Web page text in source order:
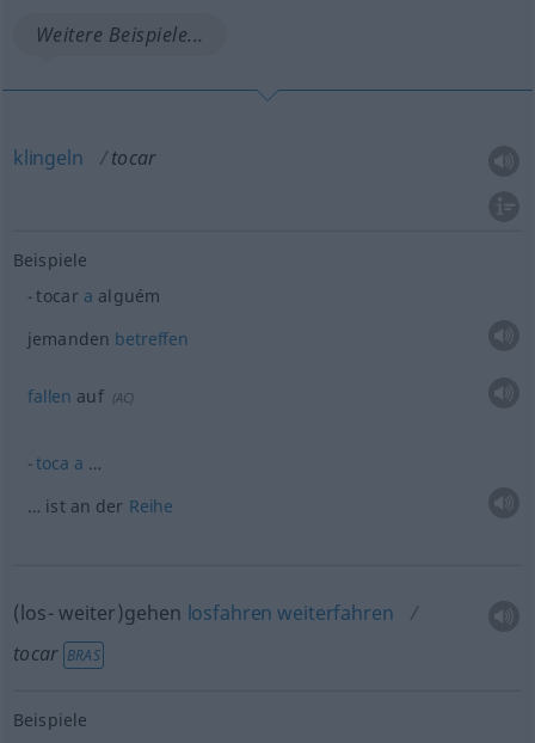
Weitere Beispiele...
klingeln tocar
Beispiele
tocar a alguém
jemanden betreffen
fallen auf (AC)
toca a …
… ist an der Reihe
(los- weiter)gehen losfahren weiterfahren
tocar BRAS
Beispiele